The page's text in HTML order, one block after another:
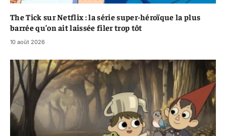
The Tick sur Netflix : la série super-héroïque la plus
barrée qu’on ait laissée filer trop tôt
10 août 2026